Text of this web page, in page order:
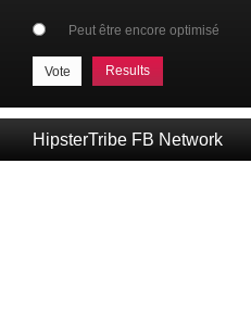
Peut être encore optimisé
Results
HipsterTribe FB Network